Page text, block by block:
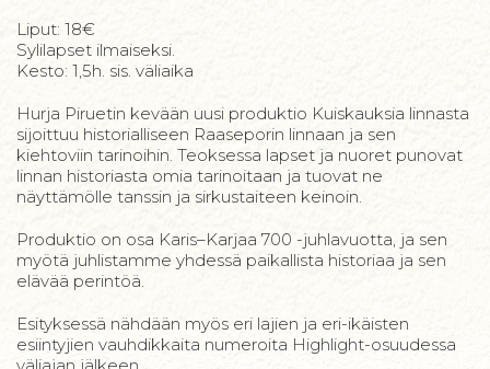
Liput: 18€
Sylilapset ilmaiseksi.
Kesto: 1,5h. sis. väliaika
Hurja Piruetin kevään uusi produktio Kuiskauksia linnasta
sijoittuu historialliseen Raaseporin linnaan ja sen
kiehtoviin tarinoihin. Teoksessa lapset ja nuoret punovat
linnan historiasta omia tarinoitaan ja tuovat ne
näyttämölle tanssin ja sirkustaiteen keinoin.
Produktio on osa Karis–Karjaa 700 -juhlavuotta, ja sen
myötä juhlistamme yhdessä paikallista historiaa ja sen
elävää perintöä.
Esityksessä nähdään myös eri lajien ja eri-ikäisten
esiintyjien vauhdikkaita numeroita Highlight-osuudessa